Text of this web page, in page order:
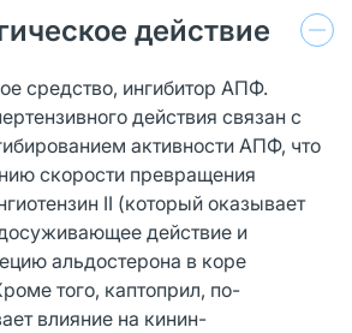
действие
средство, ингибитор АПФ.
действия связан с
активности АПФ, что
скорости превращения
II (который оказывает
действие и
альдостерона в коре
того, каптоприл, по-
влияние на кинин-